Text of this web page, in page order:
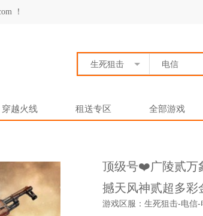
！
生死狙击 电信
穿越火线 租送专区 全部游戏
顶级号❤️广陵贰
撼天风神贰超多
游戏区服：生死狙击-电信-